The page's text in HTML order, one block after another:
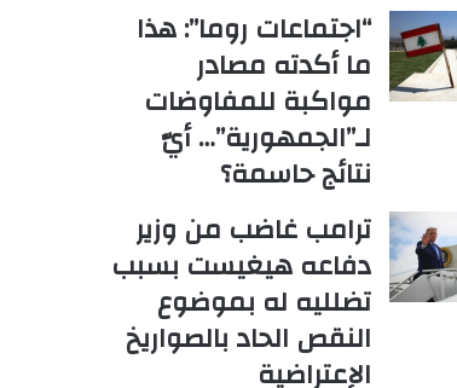
“اجتماعات روما”: هذا
ما أكدته مصادر
مواكبة للمفاوضات
لـ”الجمهورية”… أيّ
نتائج حاسمة؟
ترامب غاضب من وزير
دفاعه هيغيست بسبب
تضلليه له بموضوع
النقص الحاد بالصواريخ
الإعتراضية